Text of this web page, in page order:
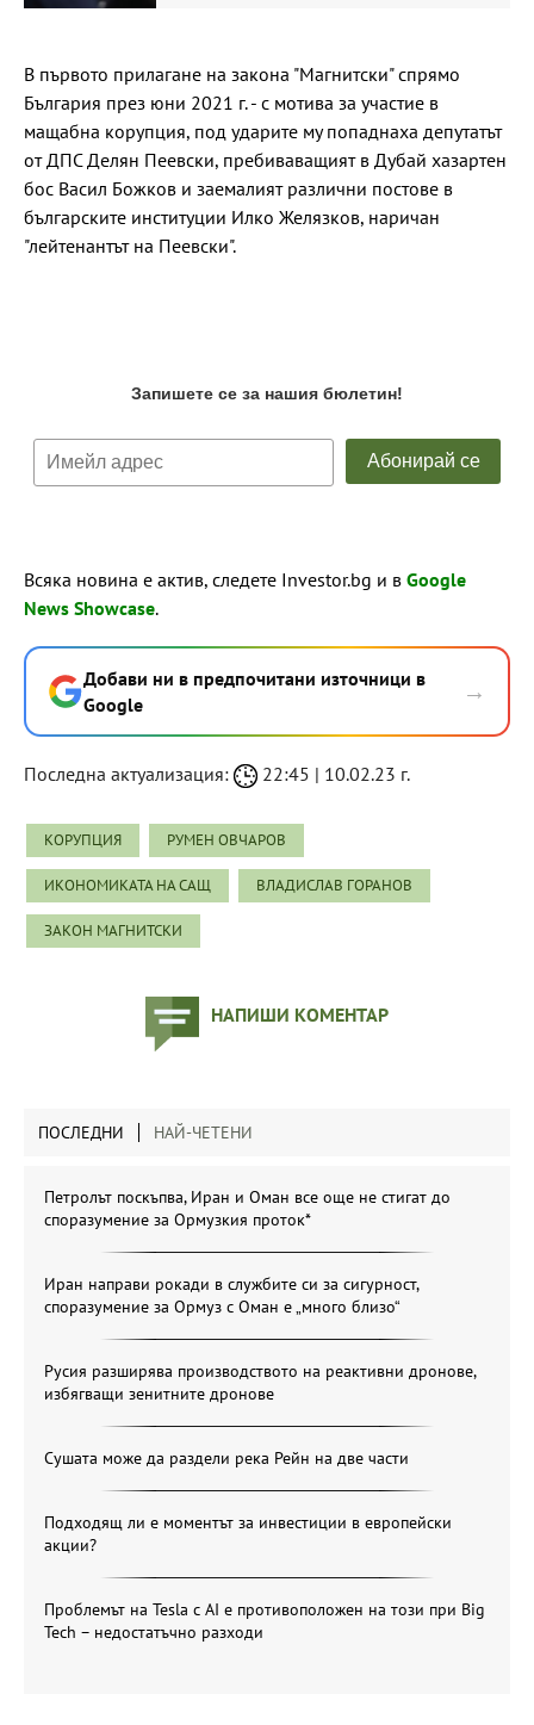
В първото прилагане на закона "Магнитски" спрямо
България през юни 2021 г. - с мотива за участие в
мащабна корупция, под ударите му попаднаха депутатът
от ДПС Делян Пеевски, пребиваващият в Дубай хазартен
бос Васил Божков и заемалият различни постове в
българските институции Илко Желязков, наричан
"лейтенантът на Пеевски".
Всяка новина е актив, следете Investor.bg и в Google
News Showcase.
Добави ни в предпочитани източници в
Google
→
Последна актуализация: 22:45 | 10.02.23 г.
КОРУПЦИЯ РУМЕН ОВЧАРОВ
ИКОНОМИКАТА НА САЩ ВЛАДИСЛАВ ГОРАНОВ
ЗАКОН МАГНИТСКИ
НАПИШИ КОМЕНТАР
ПОСЛЕДНИ НАЙ-ЧЕТЕНИ
Петролът поскъпва, Иран и Оман все още не стигат до
споразумение за Ормузкия проток*
Иран направи рокади в службите си за сигурност,
споразумение за Ормуз с Оман е „много близо“
Русия разширява производството на реактивни дронове,
избягващи зенитните дронове
Сушата може да раздели река Рейн на две части
Подходящ ли е моментът за инвестиции в европейски
акции?
Проблемът на Tesla с AI е противоположен на този при Big
Tech – недостатъчно разходи